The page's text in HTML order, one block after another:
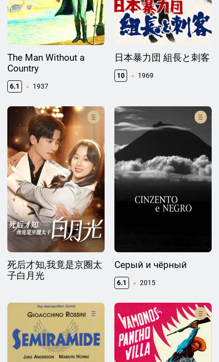
The Man Without a
Country
6.1 1937
日本暴力団 組長と刺客
10 1969
死后才知,我竟是京圈太
子白月光
Серый и чёрный
6.1 2015